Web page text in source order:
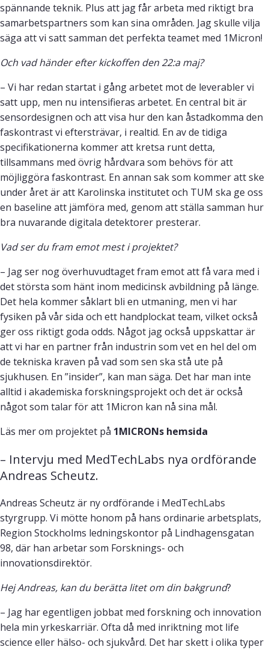
spännande teknik. Plus att jag får arbeta med riktigt bra
samarbetspartners som kan sina områden. Jag skulle vilja
säga att vi satt samman det perfekta teamet med 1Micron!
Och vad händer efter kickoffen den 22:a maj?
– Vi har redan startat i gång arbetet mot de leverabler vi
satt upp, men nu intensifieras arbetet. En central bit är
sensordesignen och att visa hur den kan åstadkomma den
faskontrast vi eftersträvar, i realtid. En av de tidiga
specifikationerna kommer att kretsa runt detta,
tillsammans med övrig hårdvara som behövs för att
möjliggöra faskontrast. En annan sak som kommer att ske
under året är att Karolinska institutet och TUM ska ge oss
en baseline att jämföra med, genom att ställa samman hur
bra nuvarande digitala detektorer presterar.
Vad ser du fram emot mest i projektet?
– Jag ser nog överhuvudtaget fram emot att få vara med i
det största som hänt inom medicinsk avbildning på länge.
Det hela kommer såklart bli en utmaning, men vi har
fysiken på vår sida och ett handplockat team, vilket också
ger oss riktigt goda odds. Något jag också uppskattar är
att vi har en partner från industrin som vet en hel del om
de tekniska kraven på vad som sen ska stå ute på
sjukhusen. En ”insider”, kan man säga. Det har man inte
alltid i akademiska forskningsprojekt och det är också
något som talar för att 1Micron kan nå sina mål.
Läs mer om projektet på 1MICRONs hemsida
– Intervju med MedTechLabs nya ordförande
Andreas Scheutz.
Andreas Scheutz är ny ordförande i MedTechLabs
styrgrupp. Vi mötte honom på hans ordinarie arbetsplats,
Region Stockholms ledningskontor på Lindhagensgatan
98, där han arbetar som Forsknings- och
innovationsdirektör.
Hej Andreas, kan du berätta litet om din bakgrund?
– Jag har egentligen jobbat med forskning och innovation
hela min yrkeskarriär. Ofta då med inriktning mot life
science eller hälso- och sjukvård. Det har skett i olika typer